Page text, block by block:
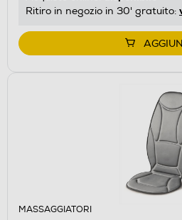
Ritiro in negozio in 30' gratuito:
MASSAGGIATORI